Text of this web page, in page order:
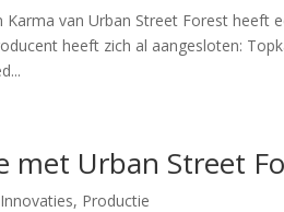
van Urban Street Forest heeft
heeft zich al aangesloten:
met Urban Street
Innovaties, Productie